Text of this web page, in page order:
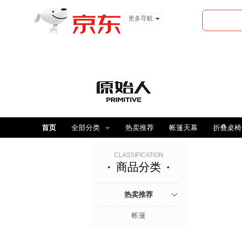
更多导航
首页 全部分类 热卖推荐 帐篷天幕 折叠桌椅
CLASSIFICATION
商品分类
热卖推荐
帐篷